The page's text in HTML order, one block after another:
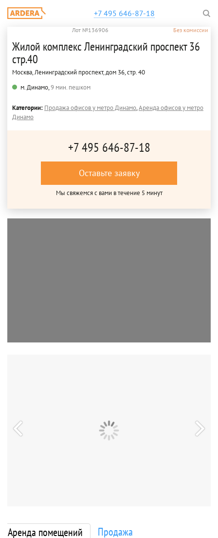
+7 495 646-87-18
Лот №136906 Без комиссии
Жилой комплекс Ленинградский проспект 36
стр.40
Москва, Ленинградский проспект, дом 36, стр. 40
м. Динамо,9 мин. пешком
Категории: Продажа офисов у метро Динамо,Аренда офисов у метро
Динамо
+7 495 646-87-18
Оставьте заявку
Мы свяжемся с вами в течение 5 минут
Аренда помещений Продажа